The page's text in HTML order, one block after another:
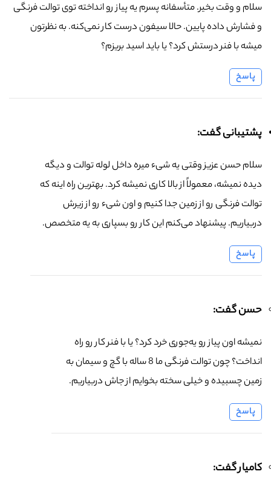
سلام و وقت بخیر. متأسفانه پسرم یه پیاز رو انداخته توی توالت فرنگی
و فشارش داده پایین. حالا سیفون درست کار نمی‌کنه. به نظرتون
میشه با فنر درستش کرد؟ یا باید اسید بریزم؟
پاسخ
پشتیبانی گفت:
سلام حسن عزیز وقتی یه شیء میره داخل لوله توالت و دیگه
دیده نمیشه، معمولاً از بالا کاری نمیشه کرد. بهترین راه اینه که
توالت فرنگی رو از زمین جدا کنیم و اون شیء رو از زیرش
دربیاریم. پیشنهاد می‌کنم این کار رو بسپاری به یه متخصص.
پاسخ
حسن گفت:
نمیشه اون پیاز رو یه‌جوری خرد کرد؟ یا با فنر کار رو راه
انداخت؟ چون توالت فرنگی ما 8 ساله با گچ و سیمان به
زمین چسبیده و خیلی سخته بخوایم از جاش دربیاریم.
پاسخ
کامیار گفت: